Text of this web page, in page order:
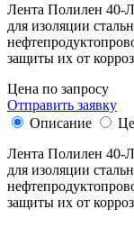
Лента Полилен 40-
для изоляции
защиты их от
Цена по запросу
Отправить заявку
Описание
Лента Полилен 40-
для изоляции
защиты их от